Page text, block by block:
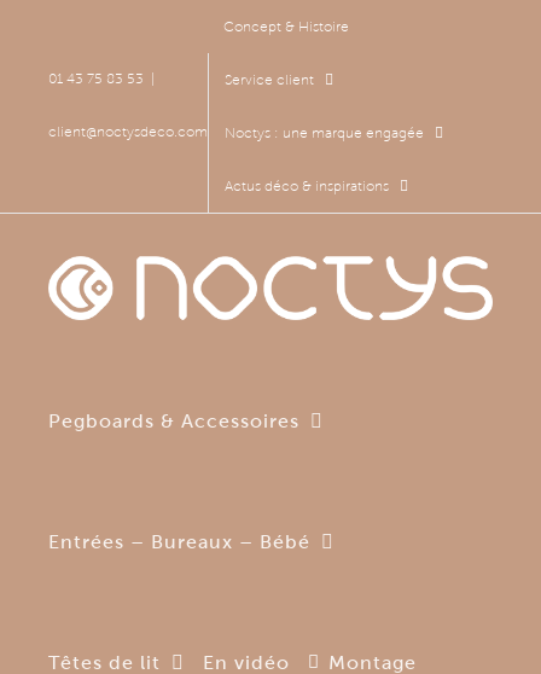
contenu01 43 75 83 53
client@noctysdeco.com
Concept & Histoire
Service client
Noctys : une marque engagée
Actus déco & inspirations
Pegboards & Accessoires
Entrées – Bureaux – Bébé
Têtes de lit En vidéo Montage